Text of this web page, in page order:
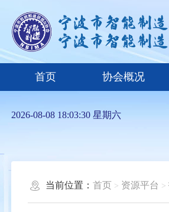
首页 协会概况
2026-08-08 18:03:30 星期六
当前位置：首页 资源平台